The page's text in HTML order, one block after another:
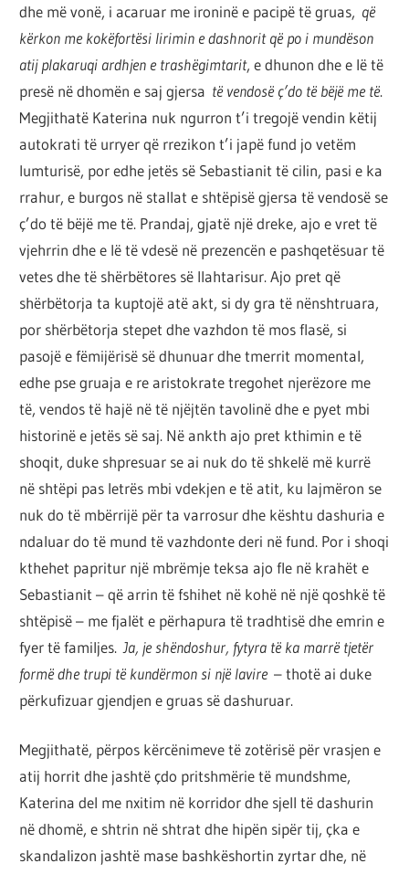
dhe më vonë, i acaruar me ironinë e pacipë të gruas, që
kërkon me kokëfortësi lirimin e dashnorit që po i mundëson
atij plakaruqi ardhjen e trashëgimtarit, e dhunon dhe e lë të
presë në dhomën e saj gjersa të vendosë ç’do të bëjë me të.
Megjithatë Katerina nuk ngurron t’i tregojë vendin këtij
autokrati të urryer që rrezikon t’i japë fund jo vetëm
lumturisë, por edhe jetës së Sebastianit të cilin, pasi e ka
rrahur, e burgos në stallat e shtëpisë gjersa të vendosë se
ç’do të bëjë me të. Prandaj, gjatë një dreke, ajo e vret të
vjehrrin dhe e lë të vdesë në prezencën e pashqetësuar të
vetes dhe të shërbëtores së llahtarisur. Ajo pret që
shërbëtorja ta kuptojë atë akt, si dy gra të nënshtruara,
por shërbëtorja stepet dhe vazhdon të mos flasë, si
pasojë e fëmijërisë së dhunuar dhe tmerrit momental,
edhe pse gruaja e re aristokrate tregohet njerëzore me
të, vendos të hajë në të njëjtën tavolinë dhe e pyet mbi
historinë e jetës së saj. Në ankth ajo pret kthimin e të
shoqit, duke shpresuar se ai nuk do të shkelë më kurrë
në shtëpi pas letrës mbi vdekjen e të atit, ku lajmëron se
nuk do të mbërrijë për ta varrosur dhe kështu dashuria e
ndaluar do të mund të vazhdonte deri në fund. Por i shoqi
kthehet papritur një mbrëmje teksa ajo fle në krahët e
Sebastianit – që arrin të fshihet në kohë në një qoshkë të
shtëpisë – me fjalët e përhapura të tradhtisë dhe emrin e
fyer të familjes. Ja, je shëndoshur, fytyra të ka marrë tjetër
formë dhe trupi të kundërmon si një lavire– thotë ai duke
përkufizuar gjendjen e gruas së dashuruar.
Megjithatë, përpos kërcënimeve të zotërisë për vrasjen e
atij horrit dhe jashtë çdo pritshmërie të mundshme,
Katerina del me nxitim në korridor dhe sjell të dashurin
në dhomë, e shtrin në shtrat dhe hipën sipër tij, çka e
skandalizon jashtë mase bashkëshortin zyrtar dhe, në